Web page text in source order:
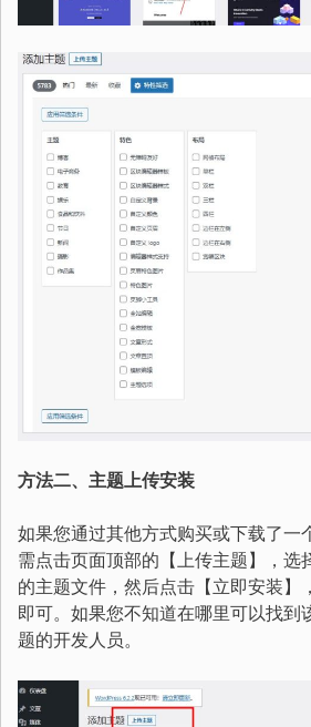
方法二、主题上传安装
如果您通过其他方式购买或下载了一
需点击页面顶部的【上传主题】，选
的主题文件，然后点击【立即安装】
即可。如果您不知道在哪里可以找到
题的开发人员。